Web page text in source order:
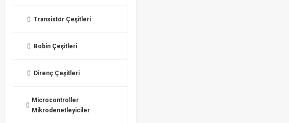
Transistör Çeşitleri
Bobin Çeşitleri
Direnç Çeşitleri
Microcontroller
Mikrodenetleyiciler